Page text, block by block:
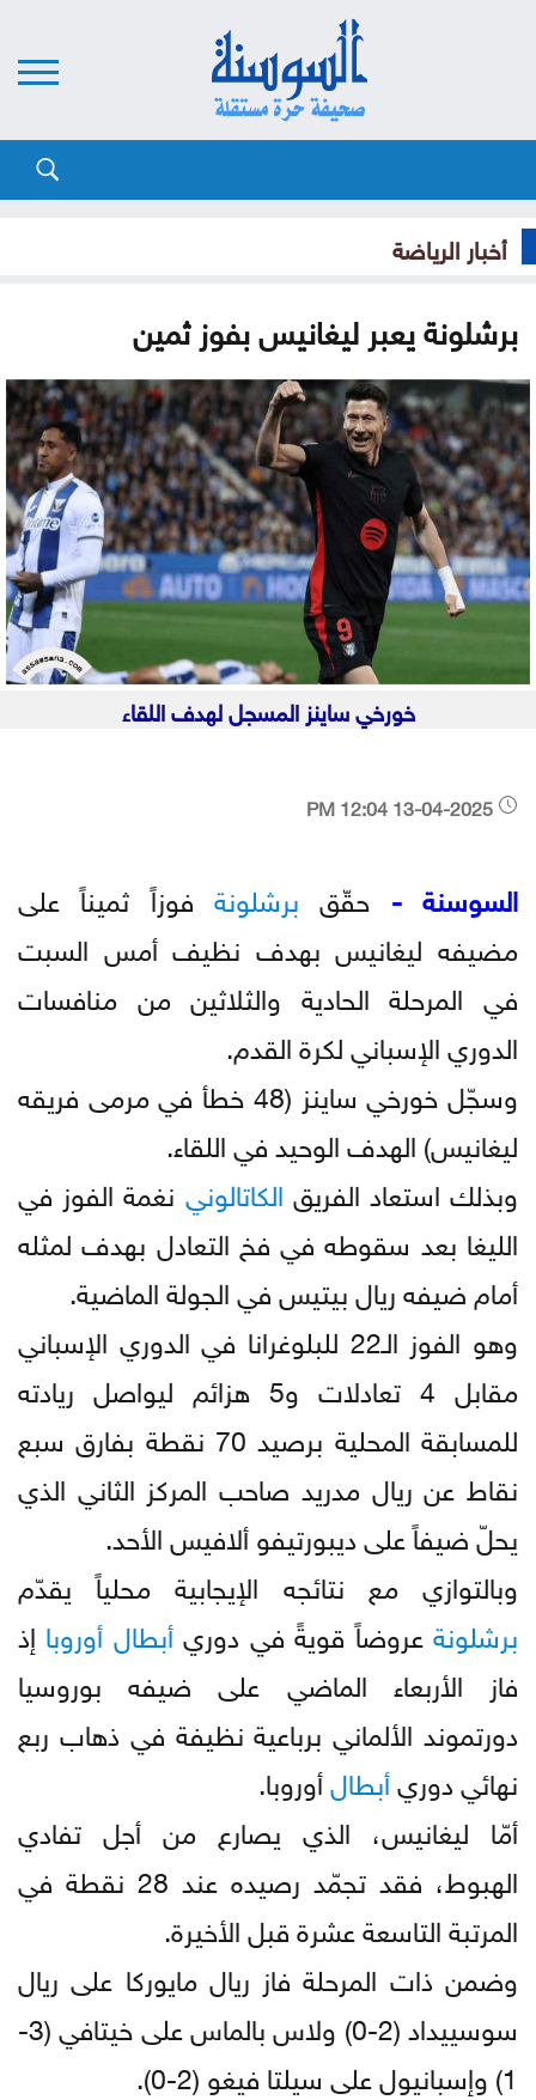
أخبار الرياضة
برشلونة يعبر ليغانيس بفوز ثمين
خورخي ساينز المسجل لهدف اللقاء
السوسنة - حقّق برشلونة فوزاً ثميناً على
مضيفه ليغانيس بهدف نظيف أمس السبت
في المرحلة الحادية والثلاثين من منافسات
الدوري الإسباني لكرة القدم.
وسجّل خورخي ساينز (48 خطأ في مرمى فريقه
ليغانيس) الهدف الوحيد في اللقاء.
وبذلك استعاد الفريق الكاتالوني نغمة الفوز في
الليغا بعد سقوطه في فخ التعادل بهدف لمثله
أمام ضيفه ريال بيتيس في الجولة الماضية.
وهو الفوز الـ22 للبلوغرانا في الدوري الإسباني
مقابل 4 تعادلات و5 هزائم ليواصل ريادته
للمسابقة المحلية برصيد 70 نقطة بفارق سبع
نقاط عن ريال مدريد صاحب المركز الثاني الذي
يحلّ ضيفاً على ديبورتيفو ألافيس الأحد.
وبالتوازي مع نتائجه الإيجابية محلياً يقدّم
برشلونةعروضاً قويةً في دوريأبطال أوروبا إذ
فاز الأربعاء الماضي على ضيفه بوروسيا
دورتموند الألماني برباعية نظيفة في ذهاب ربع
نهائي دوريأبطالأوروبا.
أمّا ليغانيس، الذي يصارع من أجل تفادي
الهبوط، فقد تجمّد رصيده عند 28 نقطة في
المرتبة التاسعة عشرة قبل الأخيرة.
وضمن ذات المرحلة فاز ريال مايوركا على ريال
سوسييداد (2-0) ولاس بالماس على خيتافي (3-
1) وإسبانيول على سيلتا فيغو (2-0).